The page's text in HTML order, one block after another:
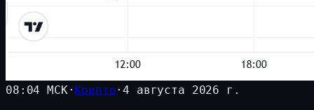
08:04 МСК· Крипто·4 августа 2026 г.